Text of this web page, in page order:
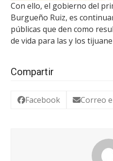
Con ello, el gobierno del
Burgueño Ruiz, es
públicas que den como
de vida para las y los
Compartir
Facebook Correo